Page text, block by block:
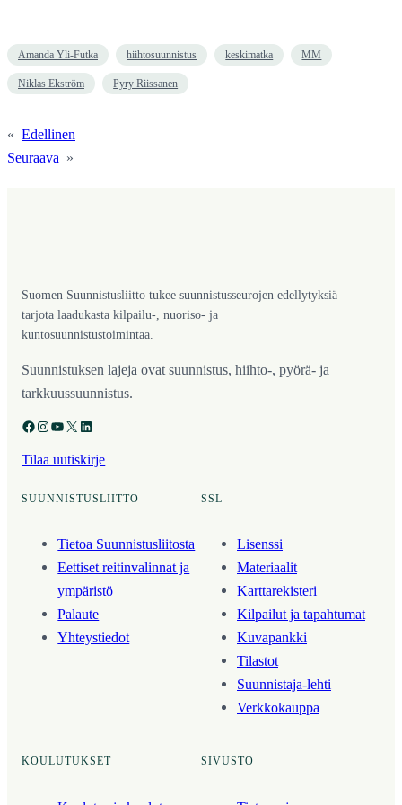
Amanda Yli-Futka hiihtosuunnistus keskimatka MM
Niklas Ekström Pyry Riissanen
« Edellinen
Seuraava »
Suomen Suunnistusliitto tukee suunnistusseurojen edellytyksiä
tarjota laadukasta kilpailu-, nuoriso- ja
kuntosuunnistustoimintaa.
Suunnistuksen lajeja ovat suunnistus, hiihto-, pyörä- ja
tarkkuussuunnistus.
Facebook Instagram YouTube X LinkedIn
Tilaa uutiskirje
SUUNNISTUSLIITTO
Tietoa Suunnistusliitosta
Eettiset reitinvalinnat ja
ympäristö
Palaute
Yhteystiedot
SSL
Lisenssi
Materiaalit
Karttarekisteri
Kilpailut ja tapahtumat
Kuvapankki
Tilastot
Suunnistaja-lehti
Verkkokauppa
KOULUTUKSET SIVUSTO